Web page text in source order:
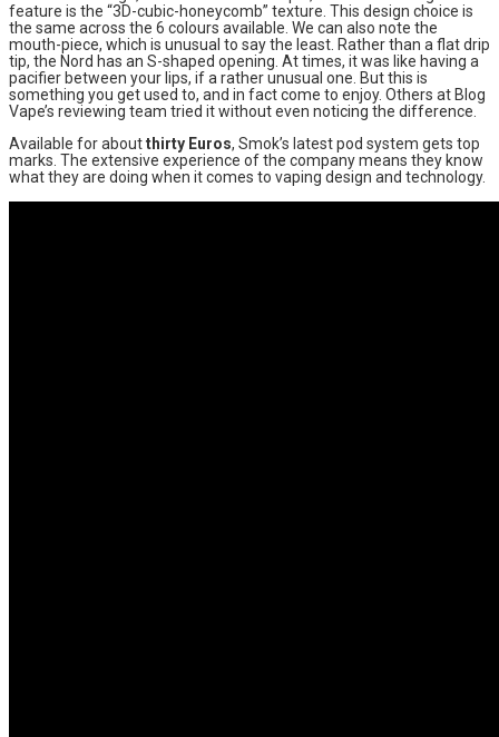
feature is the “3D-cubic-honeycomb” texture. This design choice is
the same across the 6 colours available. We can also note the
mouth-piece, which is unusual to say the least. Rather than a flat drip
tip, the Nord has an S-shaped opening. At times, it was like having a
pacifier between your lips, if a rather unusual one. But this is
something you get used to, and in fact come to enjoy. Others at Blog
Vape’s reviewing team tried it without even noticing the difference.
Available for aboutthirty Euros, Smok’s latest pod system gets top
marks. The extensive experience of the company means they know
what they are doing when it comes to vaping design and technology.